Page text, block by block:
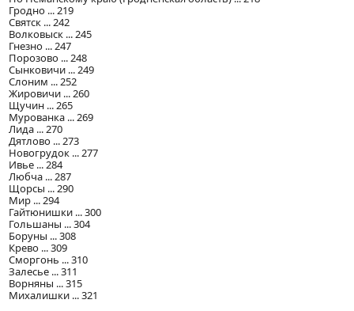
Гродно ... 219
Святск ... 242
Волковыск ... 245
Гнезно ... 247
Порозово ... 248
Сынковичи ... 249
Слоним ... 252
Жировичи ... 260
Щучин ... 265
Мурованка ... 269
Лида ... 270
Дятлово ... 273
Новогрудок ... 277
Ивье ... 284
Любча ... 287
Щорсы ... 290
Мир ... 294
Гайтюнишки ... 300
Гольшаны ... 304
Боруны ... 308
Крево ... 309
Сморгонь ... 310
Залесье ... 311
Ворняны ... 315
Михалишки ... 321